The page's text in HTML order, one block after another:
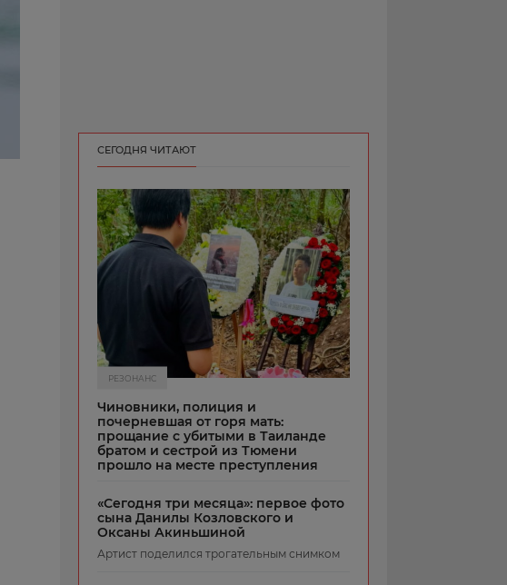
СЕГОДНЯ ЧИТАЮТ
РЕЗОНАНС
Чиновники, полиция и
почерневшая от горя мать:
прощание с убитыми в Таиланде
братом и сестрой из Тюмени
прошло на месте преступления
«Сегодня три месяца»: первое фото
сына Данилы Козловского и
Оксаны Акиньшиной
Артист поделился трогательным снимком